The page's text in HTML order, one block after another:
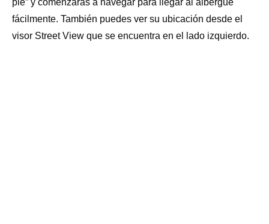
TENDEDERO: SI
ADMITE MASCOTAS: NO
pie” y comenzarás a navegar para llegar al albergue
fácilmente. También puedes ver su ubicación desde el
visor Street View que se encuentra en el lado izquierdo.